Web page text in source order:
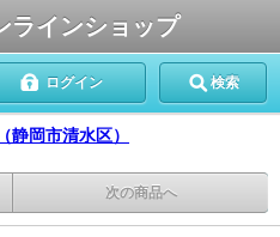
インショップ
ログイン 検索
静岡市清水区）
次の商品へ